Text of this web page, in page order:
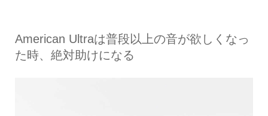
American Ultraは普段以上の音が欲しくなっ
た時、絶対助けになる